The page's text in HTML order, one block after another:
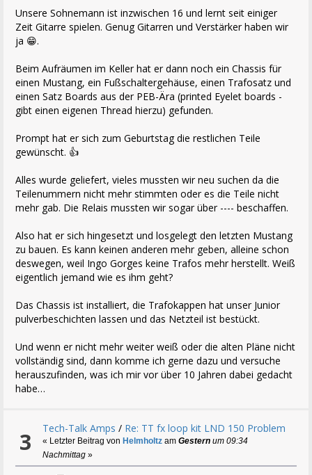
Unsere Sohnemann ist inzwischen 16 und lernt seit einiger
Zeit Gitarre spielen. Genug Gitarren und Verstärker haben wir
ja 😁.
Beim Aufräumen im Keller hat er dann noch ein Chassis für
einen Mustang, ein Fußschaltergehäuse, einen Trafosatz und
einen Satz Boards aus der PEB-Ära (printed Eyelet boards -
gibt einen eigenen Thread hierzu) gefunden.
Prompt hat er sich zum Geburtstag die restlichen Teile
gewünscht. 👍
Alles wurde geliefert, vieles mussten wir neu suchen da die
Teilenummern nicht mehr stimmten oder es die Teile nicht
mehr gab. Die Relais mussten wir sogar über ---- beschaffen.
Also hat er sich hingesetzt und losgelegt den letzten Mustang
zu bauen. Es kann keinen anderen mehr geben, alleine schon
deswegen, weil Ingo Gorges keine Trafos mehr herstellt. Weiß
eigentlich jemand wie es ihm geht?
Das Chassis ist installiert, die Trafokappen hat unser Junior
pulverbeschichten lassen und das Netzteil ist bestückt.
Und wenn er nicht mehr weiter weiß oder die alten Pläne nicht
vollständig sind, dann komme ich gerne dazu und versuche
herauszufinden, was ich mir vor über 10 Jahren dabei gedacht
habe…
3 Tech-Talk Amps / Re: TT fx loop kit LND 150 Problem
« Letzter Beitrag von Helmholtz am Gestern um 09:34
Nachmittag »